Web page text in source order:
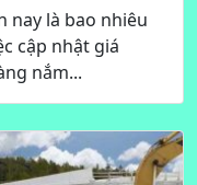
nay là bao nhiêu
cập nhật giá
nắm...